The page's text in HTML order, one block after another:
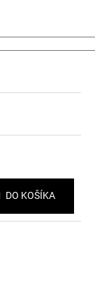
DO KOŠÍKA